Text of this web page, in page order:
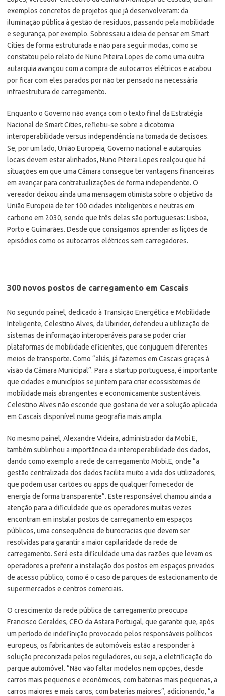
exemplos concretos de projetos que já desenvolveram: da
iluminação pública à gestão de resíduos, passando pela mobilidade
e segurança, por exemplo. Sobressaiu a ideia de pensar em Smart
Cities de forma estruturada e não para seguir modas, como se
constatou pelo relato de Nuno Piteira Lopes de como uma outra
autarquia avançou com a compra de autocarros elétricos e acabou
por ficar com eles parados por não ter pensado na necessária
infraestrutura de carregamento.
Enquanto o Governo não avança com o texto final da Estratégia
Nacional de Smart Cities, refletiu-se sobre a dicotomia
interoperabilidade versus independência na tomada de decisões.
Se, por um lado, União Europeia, Governo nacional e autarquias
locais devem estar alinhados, Nuno Piteira Lopes realçou que há
situações em que uma Câmara consegue ter vantagens financeiras
em avançar para contratualizações de forma independente. O
vereador deixou ainda uma mensagem otimista sobre o objetivo da
União Europeia de ter 100 cidades inteligentes e neutras em
carbono em 2030, sendo que três delas são portuguesas: Lisboa,
Porto e Guimarães. Desde que consigamos aprender as lições de
episódios como os autocarros elétricos sem carregadores.
300 novos postos de carregamento em Cascais
No segundo painel, dedicado à Transição Energética e Mobilidade
Inteligente, Celestino Alves, da Ubirider, defendeu a utilização de
sistemas de informação interoperáveis para se poder criar
plataformas de mobilidade eficientes, que conjuguem diferentes
meios de transporte. Como “aliás, já fazemos em Cascais graças à
visão da Câmara Municipal”. Para a startup portuguesa, é importante
que cidades e municípios se juntem para criar ecossistemas de
mobilidade mais abrangentes e economicamente sustentáveis.
Celestino Alves não esconde que gostaria de ver a solução aplicada
em Cascais disponível numa geografia mais ampla.
No mesmo painel, Alexandre Videira, administrador da Mobi.E,
também sublinhou a importância da interoperabilidade dos dados,
dando como exemplo a rede de carregamento Mobi.E, onde “a
gestão centralizada dos dados facilita muito a vida dos utilizadores,
que podem usar cartões ou apps de qualquer fornecedor de
energia de forma transparente”. Este responsável chamou ainda a
atenção para a dificuldade que os operadores muitas vezes
encontram em instalar postos de carregamento em espaços
públicos, uma consequência de burocracias que devem ser
resolvidas para garantir a maior capilaridade da rede de
carregamento. Será esta dificuldade uma das razões que levam os
operadores a preferir a instalação dos postos em espaços privados
de acesso público, como é o caso de parques de estacionamento de
supermercados e centros comerciais.
O crescimento da rede pública de carregamento preocupa
Francisco Geraldes, CEO da Astara Portugal, que garante que, após
um período de indefinição provocado pelos responsáveis políticos
europeus, os fabricantes de automóveis estão a responder à
solução preconizada pelos reguladores, ou seja, a eletrificação do
parque automóvel. “Não vão faltar modelos nem opções, desde
carros mais pequenos e económicos, com baterias mais pequenas, a
carros maiores e mais caros, com baterias maiores”, adicionando, “a